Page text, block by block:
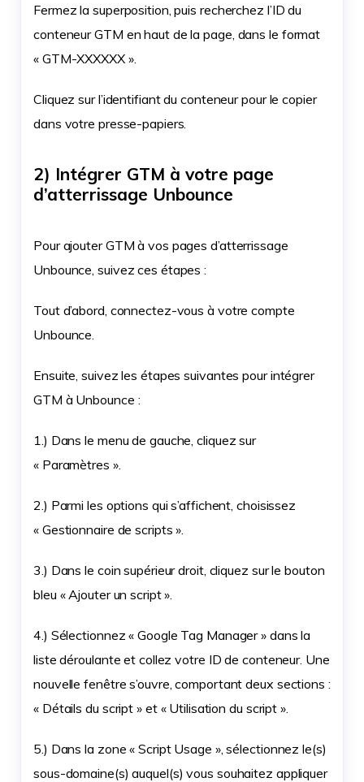
Fermez la superposition, puis recherchez l’ID du
conteneur GTM en haut de la page, dans le format
« GTM-XXXXXX ».
Cliquez sur l’identifiant du conteneur pour le copier
dans votre presse-papiers.
2) Intégrer GTM à votre page
d’atterrissage Unbounce
Pour ajouter GTM à vos pages d’atterrissage
Unbounce, suivez ces étapes :
Tout d’abord, connectez-vous à votre compte
Unbounce.
Ensuite, suivez les étapes suivantes pour intégrer
GTM à Unbounce :
1.) Dans le menu de gauche, cliquez sur
« Paramètres ».
2.) Parmi les options qui s’affichent, choisissez
« Gestionnaire de scripts ».
3.) Dans le coin supérieur droit, cliquez sur le bouton
bleu « Ajouter un script ».
4.) Sélectionnez « Google Tag Manager » dans la
liste déroulante et collez votre ID de conteneur. Une
nouvelle fenêtre s’ouvre, comportant deux sections :
« Détails du script » et « Utilisation du script ».
5.) Dans la zone « Script Usage », sélectionnez le(s)
sous-domaine(s) auquel(s) vous souhaitez appliquer